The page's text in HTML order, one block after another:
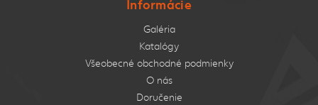
Informácie
Galéria
Katalógy
Všeobecné obchodné podmienky
O nás
Doručenie